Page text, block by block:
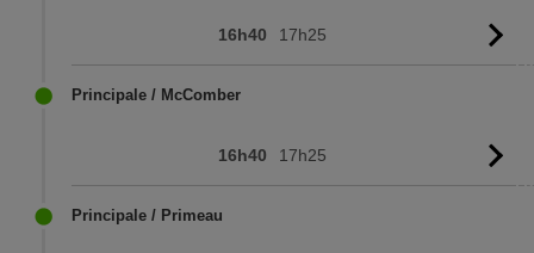
16h40 17h25
Principale / McComber
16h40 17h25
Principale / Primeau